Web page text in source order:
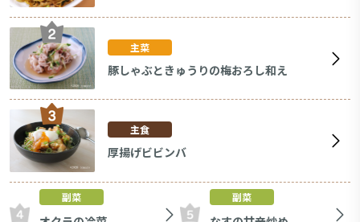
主菜
豚しゃぶときゅうりの梅おろし和え
主食
厚揚げビビンバ
副菜 副菜